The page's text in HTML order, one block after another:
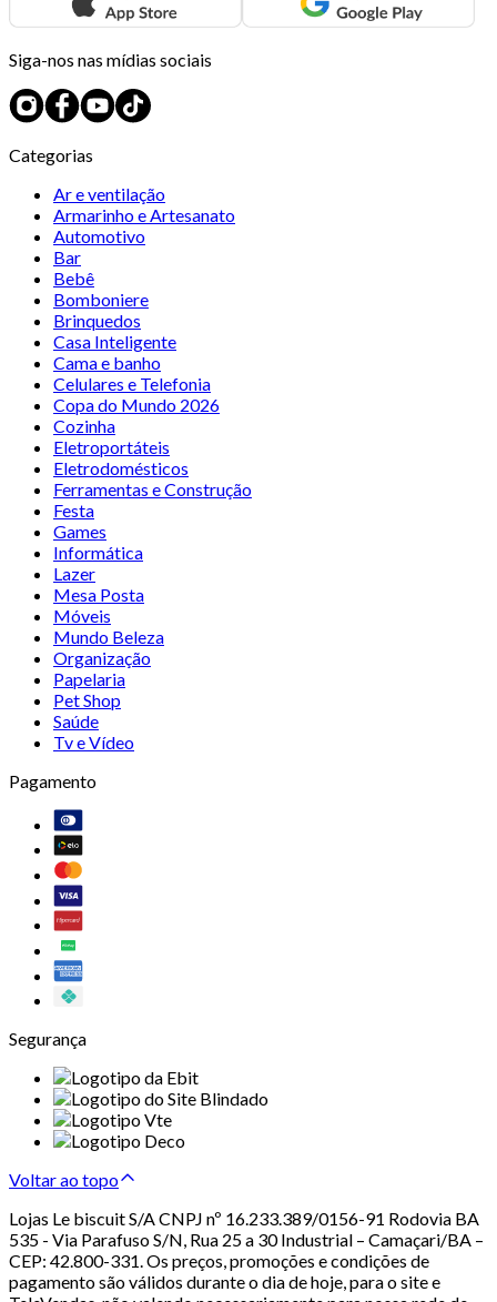
Siga-nos nas mídias sociais
Categorias
Ar e ventilação
Armarinho e Artesanato
Automotivo
Bar
Bebê
Bomboniere
Brinquedos
Casa Inteligente
Cama e banho
Celulares e Telefonia
Copa do Mundo 2026
Cozinha
Eletroportáteis
Eletrodomésticos
Ferramentas e Construção
Festa
Games
Informática
Lazer
Mesa Posta
Móveis
Mundo Beleza
Organização
Papelaria
Pet Shop
Saúde
Tv e Vídeo
Pagamento
Segurança
Voltar ao topo
Lojas Le biscuit S/A CNPJ nº 16.233.389/0156-91 Rodovia BA
535 - Via Parafuso S/N, Rua 25 a 30 Industrial – Camaçari/BA –
CEP: 42.800-331. Os preços, promoções e condições de
pagamento são válidos durante o dia de hoje, para o site e